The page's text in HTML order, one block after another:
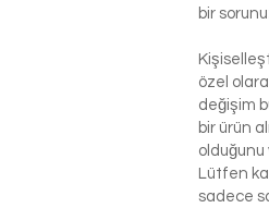
bir
özel
değişim
bir ürün
olduğunu
Lütfen
sadece